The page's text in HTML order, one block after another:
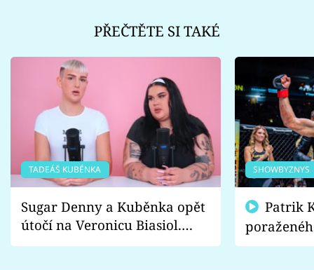
PŘEČTĚTE SI TAKÉ
TADEÁŠ KUBĚNKA
Sugar Denny a Kuběnka opět
útočí na Veronicu Biasiol.
Proč je podle nich falešná a
SHOWBYZNYS
fanoušci